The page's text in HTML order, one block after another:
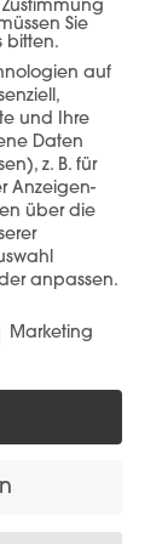
auch
Sie
bitten.
auf
und Ihre
Daten
z. B. für
Anzeigen-
über die
anpassen.
Marketing